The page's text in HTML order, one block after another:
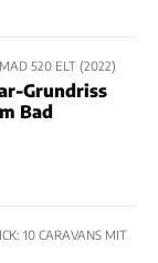
520 ELT (2022)
Grundriss
Bad
10 CARAVANS MIT